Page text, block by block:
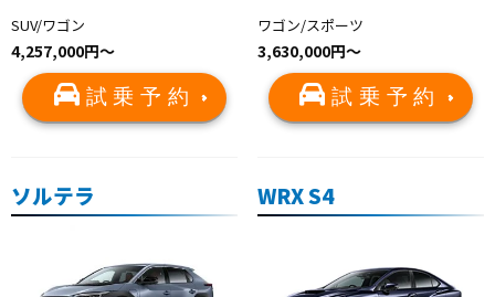
SUV/ワゴン
4,257,000円〜
試乗予約
ワゴン/スポーツ
3,630,000円〜
試乗予約
ソルテラ WRX S4